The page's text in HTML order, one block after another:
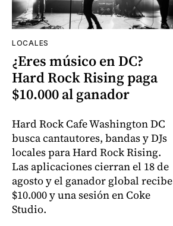
LOCALES
¿Eres músico en DC?
Hard Rock Rising paga
$10.000 al ganador
Hard Rock Cafe Washington DC
busca cantautores, bandas y DJs
locales para Hard Rock Rising.
Las aplicaciones cierran el 18 de
agosto y el ganador global recibe
$10.000 y una sesión en Coke
Studio.